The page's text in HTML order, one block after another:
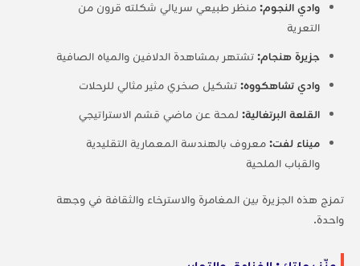
وادي النجوم:منظر طبيعي سريالي شكلته قرون من
التعرية
جزيرة هنجام:تشتهر بمشاهدة الدلافين والمياه الصافية
وادي تشاهكووه:تشكيل صخري مثير مثالي للرحلات
القلعة البرتغالية:لمحة عن ماضي قشم الاستراتيجي
ميناء لفت:معروف بالهندسة المعمارية التقليدية
والقباب الملحية
تمزج هذه الجزيرة بين المغامرة والاسترخاء والثقافة في وجهة
واحدة.